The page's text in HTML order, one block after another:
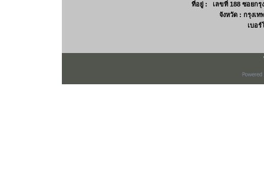
ที่อยู่ : เลขที่ 188 ซอยกรุ
จังหวัด : กรุงเ
เบอ